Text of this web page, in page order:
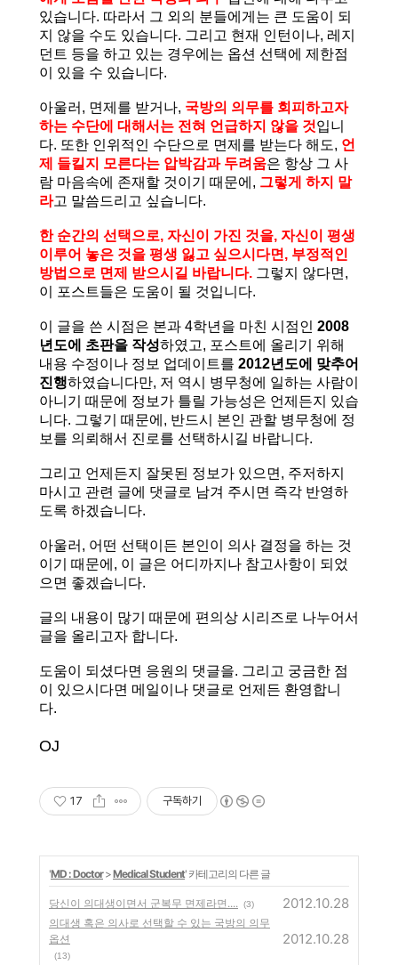
있습니다. 따라서 그 외의 분들에게는 큰 도움이 되
지 않을 수도 있습니다. 그리고 현재 인턴이나, 레지
던트 등을 하고 있는 경우에는 옵션 선택에 제한점
이 있을 수 있습니다.
아울러, 면제를 받거나, 국방의 의무를 회피하고자
하는 수단에 대해서는 전혀 언급하지 않을 것입니
다. 또한 인위적인 수단으로 면제를 받는다 해도, 언
제 들킬지 모른다는 압박감과 두려움은 항상 그 사
람 마음속에 존재할 것이기 때문에, 그렇게 하지 말
라고 말씀드리고 싶습니다.
한 순간의 선택으로, 자신이 가진 것을, 자신이 평생
이루어 놓은 것을 평생 잃고 싶으시다면, 부정적인
방법으로 면제 받으시길 바랍니다. 그렇지 않다면,
이 포스트들은 도움이 될 것입니다.
이 글을 쓴 시점은 본과 4학년을 마친 시점인 2008
년도에 초판을 작성하였고, 포스트에 올리기 위해
내용 수정이나 정보 업데이트를 2012년도에 맞추어
진행하였습니다만, 저 역시 병무청에 일하는 사람이
아니기 때문에 정보가 틀릴 가능성은 언제든지 있습
니다. 그렇기 때문에, 반드시 본인 관할 병무청에 정
보를 의뢰해서 진로를 선택하시길 바랍니다.
그리고 언제든지 잘못된 정보가 있으면, 주저하지
마시고 관련 글에 댓글로 남겨 주시면 즉각 반영하
도록 하겠습니다.
아울러, 어떤 선택이든 본인이 의사 결정을 하는 것
이기 때문에, 이 글은 어디까지나 참고사항이 되었
으면 좋겠습니다.
글의 내용이 많기 때문에 편의상 시리즈로 나누어서
글을 올리고자 합니다.
도움이 되셨다면 응원의 댓글을. 그리고 궁금한 점
이 있으시다면 메일이나 댓글로 언제든 환영합니
다.
OJ
17 구독하기
'MD : Doctor>Medical Student' 카테고리의 다른 글
당신이 의대생이면서 군복무 면제라면.... (3) 2012.10.28
의대생 혹은 의사로 선택할 수 있는 국방의 의무
옵션
(13)
2012.10.28